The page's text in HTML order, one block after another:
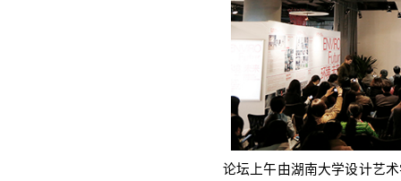
论坛上午由湖南大学设计艺